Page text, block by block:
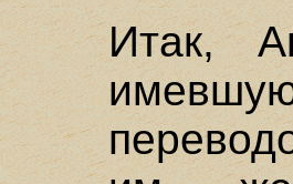
Итак,